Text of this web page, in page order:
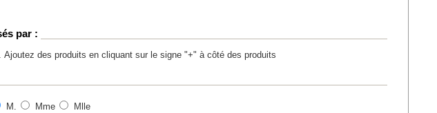
par :
Ajoutez des produits en cliquant sur le signe "+" à côté des produits
M. Mme
Mlle